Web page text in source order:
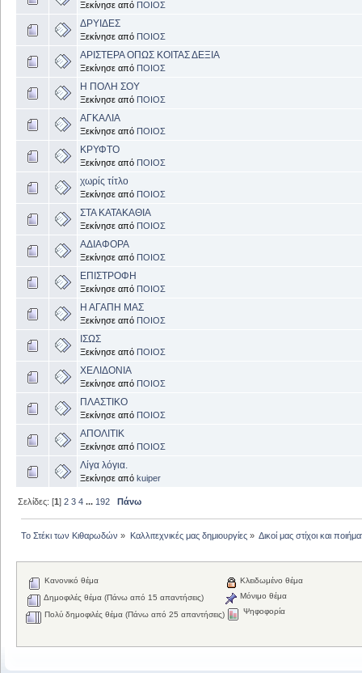
Ξεκίνησε από ΠΟΙΟΣ
ΔΡΥΙΔΕΣ
Ξεκίνησε από ΠΟΙΟΣ
ΑΡΙΣΤΕΡΑ ΟΠΩΣ ΚΟΙΤΑΣ ΔΕΞΙΑ
Ξεκίνησε από ΠΟΙΟΣ
Η ΠΟΛΗ ΣΟΥ
Ξεκίνησε από ΠΟΙΟΣ
ΑΓΚΑΛΙΑ
Ξεκίνησε από ΠΟΙΟΣ
ΚΡΥΦΤΟ
Ξεκίνησε από ΠΟΙΟΣ
χωρίς τίτλο
Ξεκίνησε από ΠΟΙΟΣ
ΣΤΑ ΚΑΤΑΚΑΘΙΑ
Ξεκίνησε από ΠΟΙΟΣ
ΑΔΙΑΦΟΡΑ
Ξεκίνησε από ΠΟΙΟΣ
ΕΠΙΣΤΡΟΦΗ
Ξεκίνησε από ΠΟΙΟΣ
Η ΑΓΑΠΗ ΜΑΣ
Ξεκίνησε από ΠΟΙΟΣ
ΙΣΩΣ
Ξεκίνησε από ΠΟΙΟΣ
ΧΕΛΙΔΟΝΙΑ
Ξεκίνησε από ΠΟΙΟΣ
ΠΛΑΣΤΙΚΟ
Ξεκίνησε από ΠΟΙΟΣ
ΑΠΟΛΙΤΙΚ
Ξεκίνησε από ΠΟΙΟΣ
Λίγα λόγια.
Ξεκίνησε από kuiper
Σελίδες: [1]2 3 4 ... 192 Πάνω
Το Στέκι των Κιθαρωδών » Καλλιτεχνικές μας δημιουργίες» Δικοί μας στίχοι και
Κανονικό θέμα
Δημοφιλές θέμα (Πάνω από 15 απαντήσεις)
Πολύ δημοφιλές θέμα (Πάνω από 25 απαντήσεις)
Κλειδωμένο θέμα
Μόνιμο θέμα
Ψηφοφορία